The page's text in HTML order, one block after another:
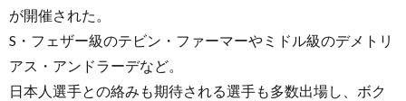
が開催された。
S・フェザー級のテビン・ファーマーやミドル級のデメトリ
アス・アンドラーデなど。
日本人選手との絡みも期待される選手も多数出場し、ボク